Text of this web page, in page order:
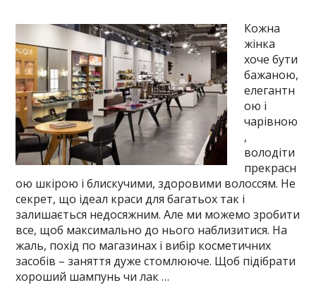
Кожна
жінка
хоче бути
бажаною,
елегантн
ою і
чарівною
,
володіти
прекрасн
ою шкірою і блискучими, здоровими волоссям. Не
секрет, що ідеал краси для багатьох так і
залишається недосяжним. Але ми можемо зробити
все, щоб максимально до нього наблизитися. На
жаль, похід по магазинах і вибір косметичних
засобів – заняття дуже стомлююче. Щоб підібрати
хороший шампунь чи лак …